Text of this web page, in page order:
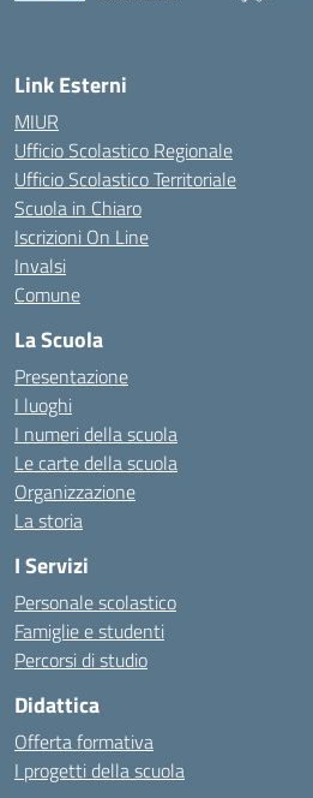
Link Esterni
MIUR
Ufficio Scolastico Regionale
Ufficio Scolastico Territoriale
Scuola in Chiaro
Iscrizioni On Line
Invalsi
Comune
La Scuola
Presentazione
I luoghi
I numeri della scuola
Le carte della scuola
Organizzazione
La storia
I Servizi
Personale scolastico
Famiglie e studenti
Percorsi di studio
Didattica
Offerta formativa
I progetti della scuola